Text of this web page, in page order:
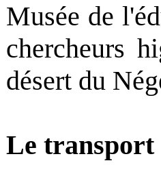
Musée de
chercheurs
désert du
Le transport